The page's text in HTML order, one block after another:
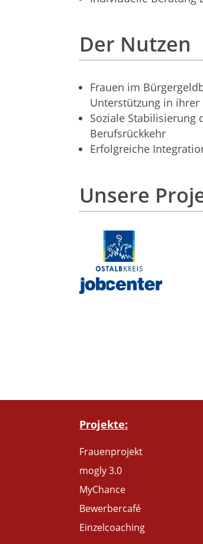
Der Nutzen
Frauen im
Unterstützung in
Soziale Stabilisierung
Berufsrückkehr
Erfolgreiche
Unsere
Projekte:
Frauenprojekt
mogly 3.0
MyChance
Bewerbercafé
Einzelcoaching